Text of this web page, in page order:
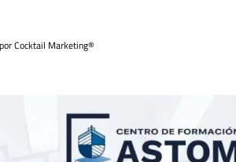
Cocktail Marketing®